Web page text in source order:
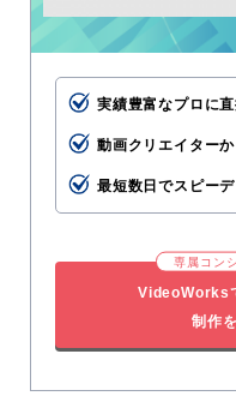
実績豊富なプロに
動画クリエイター
最短数日でスピー
専属コン
VideoWorks
制作